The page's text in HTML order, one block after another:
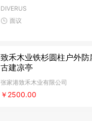
DIVERUS
面议
致禾木业铁杉圆柱户外防
古建凉亭
张家港致禾木业有限公司
￥2500.00